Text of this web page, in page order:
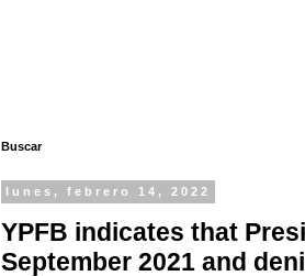
Buscar
lunes, febrero 14, 2022
YPFB indicates that
September 2021 and